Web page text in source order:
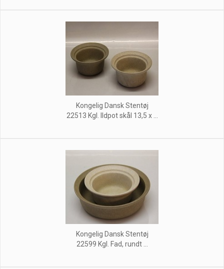
Kongelig Dansk Stentøj
22513 Kgl. Ildpot skål 13,5 x ...
Kongelig Dansk Stentøj
22599 Kgl. Fad, rundt ...